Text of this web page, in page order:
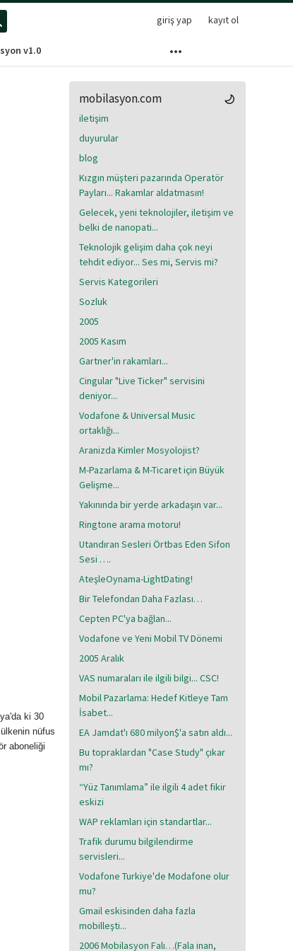
arama menüsünü aç giriş yap kayıt ol
v1.0
ki 30
nüfus
aboneliği
mobilasyon.com
iletişim
duyurular
blog
Kızgın müşteri pazarında Operatör
Payları... Rakamlar aldatmasın!
Gelecek, yeni teknolojiler, iletişim ve
belki de nanopati...
Teknolojik gelişim daha çok neyi
tehdit ediyor... Ses mi, Servis mi?
Servis Kategorileri
Sozluk
2005
2005 Kasım
Gartner'in rakamları...
Cingular "Live Ticker" servisini
deniyor...
Vodafone & Universal Music
ortaklığı...
Aranizda Kimler Mosyolojist?
M-Pazarlama & M-Ticaret için Büyük
Gelişme...
Yakınında bir yerde arkadaşın var...
Ringtone arama motoru!
Utandıran Sesleri Örtbas Eden Sifon
Sesi ….
AteşleOynama-LightDating!
Bir Telefondan Daha Fazlası…
Cepten PC'ya bağlan...
Vodafone ve Yeni Mobil TV Dönemi
2005 Aralık
VAS numaraları ile ilgili bilgi... CSC!
Mobil Pazarlama: Hedef Kitleye Tam
İsabet...
EA Jamdat'ı 680 milyon$'a satın aldı...
Bu topraklardan "Case Study" çıkar
mı?
“Yüz Tanımlama” ile ilgili 4 adet fikir
eskizi
WAP reklamları için standartlar...
Trafik durumu bilgilendirme
servisleri...
Vodafone Turkiye'de Modafone olur
mu?
Gmail eskisinden daha fazla
mobilleşti...
2006 Mobilasyon Falı…(Fala inan,